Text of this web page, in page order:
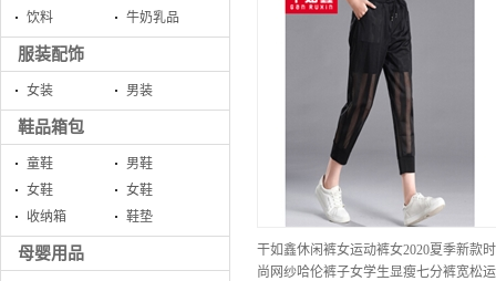
饮料
牛奶乳品
服装配饰
女装 男装
鞋品箱包
童鞋
男鞋
女鞋
女鞋
收纳箱
鞋垫
母婴用品
干如鑫休闲裤女运动裤女2020夏季新款时
尚网纱哈伦裤子女学生显瘦七分裤宽松运